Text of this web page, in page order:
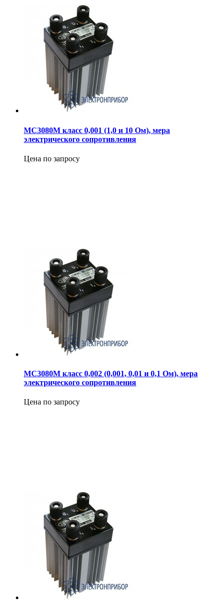
МС3080М класс 0,001 (1,0 и 10 Ом), мера
электрического сопротивления
Цена по запросу
МС3080М класс 0,002 (0,001, 0,01 и 0,1 Ом), мера
электрического сопротивления
Цена по запросу